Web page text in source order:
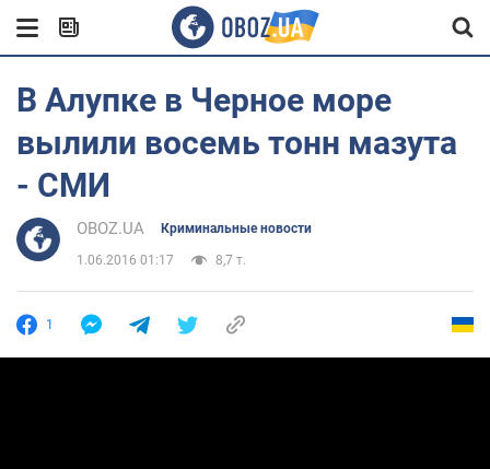
В Алупке в Черное море
вылили восемь тонн мазута
- СМИ
OBOZ.UA Криминальные новости
1.06.2016 01:17 8,7 т.
1